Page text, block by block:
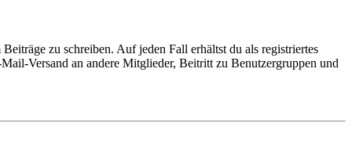
zu schreiben. Auf jeden Fall erhältst du als registriertes
Versand an andere Mitglieder, Beitritt zu Benutzergruppen und